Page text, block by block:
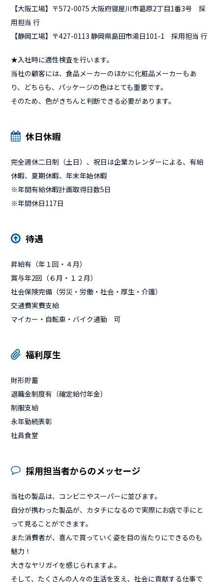
【大阪工場】〒572-0075 大阪府寝屋川市葛原2丁目1番3号 採
用担当 行
【静岡工場】〒427-0113 静岡県島田市湯日101-1 採用担当 行
★入社時に適性検査を行います。
当社の顧客には、食品メーカーのほかに化粧品メーカーもあ
り、どちらも、パッケージの色はとても重要です。
そのため、色がきちんと判断できる必要があります。
休日休暇
完全週休二日制（土日）、祝日は企業カレンダーによる、有給
休暇、夏期休暇、年末年始休暇
※年間有給休暇計画取得日数5日
※年間休日117日
待遇
昇給有（年１回・４月）
賞与年2回（６月・１２月）
社会保険完備（労災・労働・社会・厚生・介護）
交通費実費支給
マイカー・自転車・バイク通勤 可
福利厚生
財形貯蓄
退職金制度有（確定給付年金）
制服支給
永年勤続表彰
社員食堂
採用担当者からのメッセージ
当社の製品は、コンビニやスーパーに並びます。
自分が携わった製品が、カタチになるので実際にお店で手にと
って見ることができます。
また消費者が、喜んで買っていく姿を目の当たりにできるのも
魅力！
大きなヤリガイを感じられますよ。
そして、たくさんの人々の生活を支え、社会に貢献する仕事で